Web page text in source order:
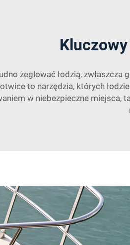
żeglować łodzią,
to narzędzia, których
w niebezpieczne miejsca,